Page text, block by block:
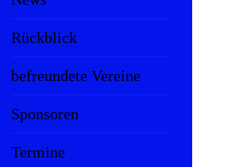
Rückblick
befreundete Vereine
Sponsoren
Termine